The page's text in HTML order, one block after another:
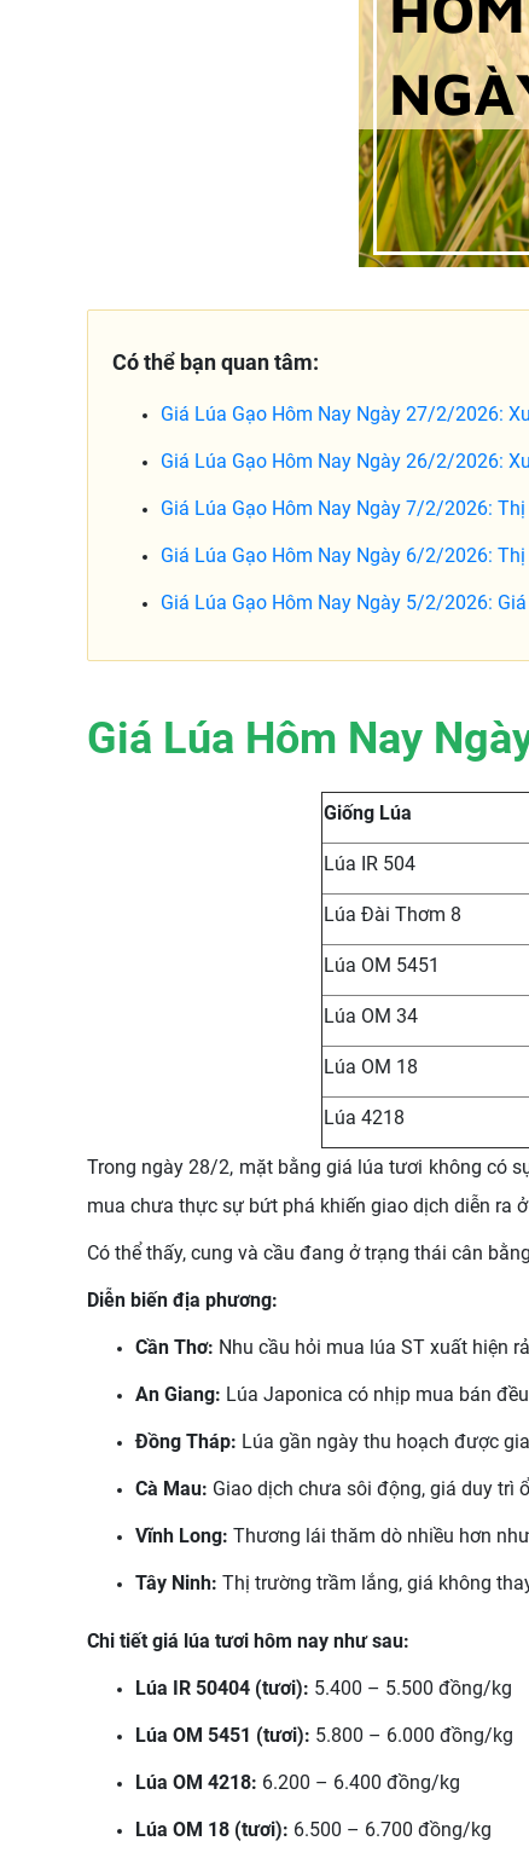
Có thể bạn quan tâm:
Giá Lúa Gạo Hôm Nay Ngày 27/2/2026:
Giá Lúa Gạo Hôm Nay Ngày 26/2/2026:
Giá Lúa Gạo Hôm Nay Ngày 7/2/2026:
Giá Lúa Gạo Hôm Nay Ngày 6/2/2026:
Giá Lúa Gạo Hôm Nay Ngày 5/2/2026:
Giá Lúa Hôm Nay
Giống Lúa
Lúa IR 504
Lúa Đài Thơm 8
Lúa OM 5451
Lúa OM 34
Lúa OM 18
Lúa 4218
Trong ngày 28/2, mặt bằng giá lúa tươi không có
mua chưa thực sự bứt phá khiến giao dịch diễn ra
Có thể thấy, cung và cầu đang ở trạng thái cân
Diễn biến địa phương:
Cần Thơ: Nhu cầu hỏi mua lúa ST xuất hiện
An Giang: Lúa Japonica có nhịp mua bán
Đồng Tháp: Lúa gần ngày thu hoạch được
Cà Mau: Giao dịch chưa sôi động, giá duy trì
Vĩnh Long: Thương lái thăm dò nhiều hơn
Tây Ninh: Thị trường trầm lắng, giá không
Chi tiết giá lúa tươi hôm nay như sau:
Lúa IR 50404 (tươi): 5.400 – 5.500 đồng/kg
Lúa OM 5451 (tươi): 5.800 – 6.000 đồng/kg
Lúa OM 4218: 6.200 – 6.400 đồng/kg
Lúa OM 18 (tươi): 6.500 – 6.700 đồng/kg